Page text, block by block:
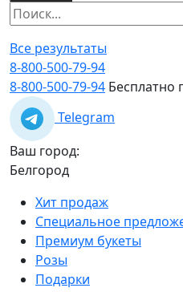
Все результаты
8-800-500-79-94
8-800-500-79-94 Бесплатно
Telegram
Ваш город:
Белгород
Хит продаж
Специальное
Премиум букеты
Розы
Подарки